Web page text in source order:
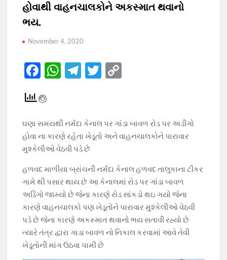
હોવાથી વાહનચાલકોને અકસ્માત થવાનો
ભય.
November 4, 2020
F
e
b
o
o
k
W
s
A
p
p
T
gr
a
m
T
er y
Li
k
ઘણા સમયથી નર્મદા કેનાલ પર ગાંડા બાવળ રોડ પર અડીંગો
‌હોવા ના કારણે રહેતા ખેડૂતો અને વાહનચાલકોને પારાવાર
મુશ્કેલીઓ વેઠવી પડે છે
હળવદ માળીયા બ્રાંચની નર્મદા કેનાલ હળવદ તાલુકાના ટીકર
ગામે થી પસાર થાય છે આ કેનાલમાં રોડ પર ગાંડા બાવળ
અડિંગો જામ્યો છે જેના કારણે રોડ સાંકડો થઇ ગયો જેના
કારણે વાહનચાલકો પણ ખેડૂતોને પારાવાર મુશ્કેલીઓ વેઠવી
પડે છે જેના કારણે અકસ્માત થવાનો ભય સતાવી રહ્યો છે
ત્યારે તંત્ર દ્વારા ગાડા બાવળ નો નિકાલ કરવામાં આવે તેવી
ખેડૂતોની માંગ ઉઠવા પામી છે